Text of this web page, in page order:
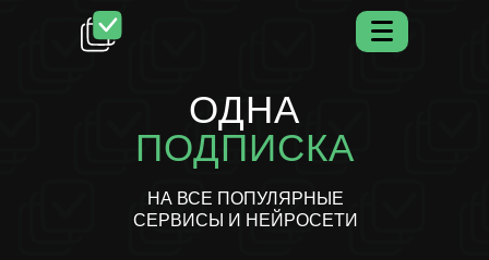
ОДНА
ПОДПИСКА
НА ВСЕ ПОПУЛЯРНЫЕ
СЕРВИСЫ И НЕЙРОСЕТИ